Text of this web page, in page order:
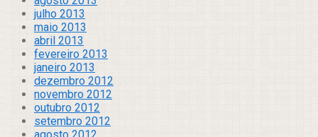
julho 2013
maio 2013
abril 2013
fevereiro 2013
janeiro 2013
dezembro 2012
novembro 2012
outubro 2012
setembro 2012
agosto 2012